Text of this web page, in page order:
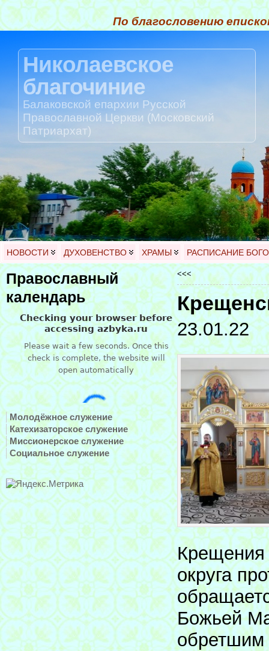
По благословению
Николаевское
благочиние
Балаковской епархии Русской
Православной Церкви (Московский
Патриархат)
НОВОСТИ ДУХОВЕНСТВО ХРАМЫ РАСПИСАНИЕ
Православный
календарь
Молодёжное служение
Катехизаторское служение
Миссионерское служение
Социальное служение
<<<
23.01.22
Крещения
округа
Божьей
обретшим